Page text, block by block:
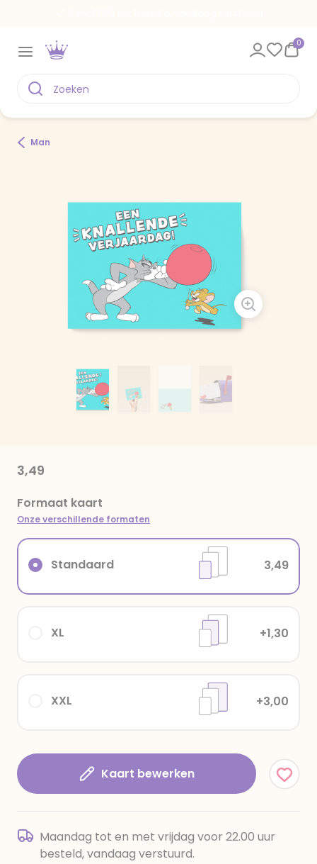
0
Man
3,49
Formaat kaart
Onze verschillende formaten
XXL +3,00
XL +1,30
Standaard 3,49
Kaart bewerken
Maandag tot en met vrijdag voor 22.00 uur
besteld, vandaag verstuurd.